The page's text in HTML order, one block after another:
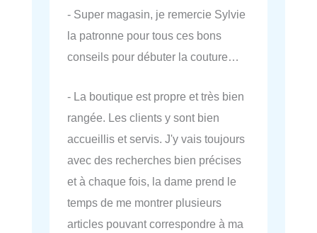
- Super magasin, je remercie Sylvie
la patronne pour tous ces bons
conseils pour débuter la couture…
- La boutique est propre et très bien
rangée. Les clients y sont bien
accueillis et servis. J'y vais toujours
avec des recherches bien précises
et à chaque fois, la dame prend le
temps de me montrer plusieurs
articles pouvant correspondre à ma